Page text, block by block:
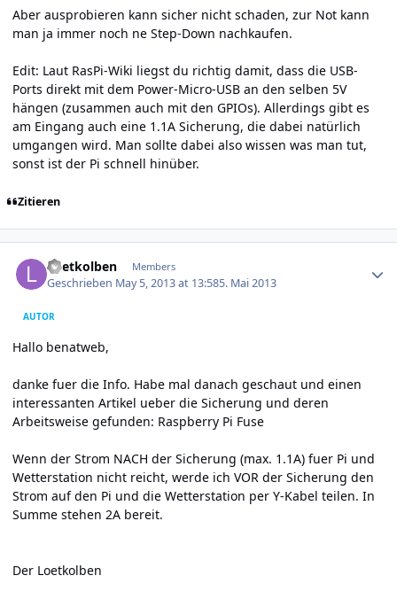
Aber ausprobieren kann sicher nicht schaden, zur Not kann
man ja immer noch ne Step-Down nachkaufen.
Edit: Laut RasPi-Wiki liegst du richtig damit, dass die USB-
Ports direkt mit dem Power-Micro-USB an den selben 5V
hängen (zusammen auch mit den GPIOs). Allerdings gibt es
am Eingang auch eine 1.1A Sicherung, die dabei natürlich
umgangen wird. Man sollte dabei also wissen was man tut,
sonst ist der Pi schnell hinüber.
Zitieren
Loetkolben Members
Geschrieben May 5, 2013 at 13:585. Mai 2013
AUTOR
Hallo benatweb,
danke fuer die Info. Habe mal danach geschaut und einen
interessanten Artikel ueber die Sicherung und deren
Arbeitsweise gefunden: Raspberry Pi Fuse
Wenn der Strom NACH der Sicherung (max. 1.1A) fuer Pi und
Wetterstation nicht reicht, werde ich VOR der Sicherung den
Strom auf den Pi und die Wetterstation per Y-Kabel teilen. In
Summe stehen 2A bereit.
Der Loetkolben